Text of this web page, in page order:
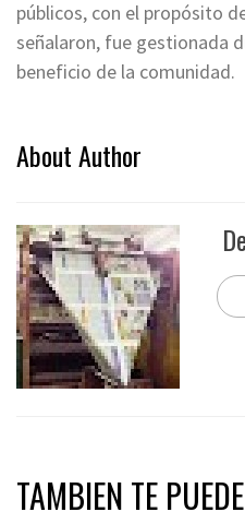
públicos, con el propósito
señalaron, fue gestionada
beneficio de la comunidad.
About Author
TAMBIEN TE